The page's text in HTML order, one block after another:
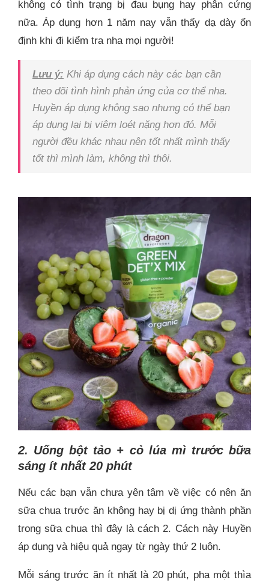
không có tình trạng bị đau bụng hay phân cứng
nữa. Áp dụng hơn 1 năm nay vẫn thấy dạ dày ổn
định khi đi kiểm tra nha mọi người!
Lưu ý: Khi áp dụng cách này các bạn cần
theo dõi tình hình phản ứng của cơ thể nha.
Huyền áp dụng không sao nhưng có thể bạn
áp dụng lại bị viêm loét nặng hơn đó. Mỗi
người đều khác nhau nên tốt nhất mình thấy
tốt thì mình làm, không thì thôi.
2. Uống bột tảo + cỏ lúa mì trước bữa
sáng ít nhất 20 phút
Nếu các bạn vẫn chưa yên tâm về việc có nên ăn
sữa chua trước ăn không hay bị dị ứng thành phần
trong sữa chua thì đây là cách 2. Cách này Huyền
áp dụng và hiệu quả ngay từ ngày thứ 2 luôn.
Mỗi sáng trước ăn ít nhất là 20 phút, pha một thìa